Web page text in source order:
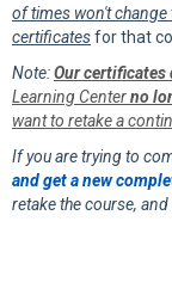
of times won't
certificatesfor that
Note:Our certificates
Learning Centerno
want to retake a
If you are trying to
and get a new
retake the course,